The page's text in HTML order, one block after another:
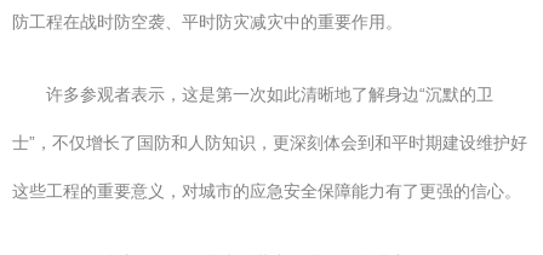
防工程在战时防空袭、平时防灾减灾中的重要作用。
许多参观者表示，这是第一次如此清晰地了解身边“沉默的卫
士”，不仅增长了国防和人防知识，更深刻体会到和平时期建设维护好
这些工程的重要意义，对城市的应急安全保障能力有了更强的信心。